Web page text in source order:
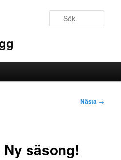
Nästa →
säsong!